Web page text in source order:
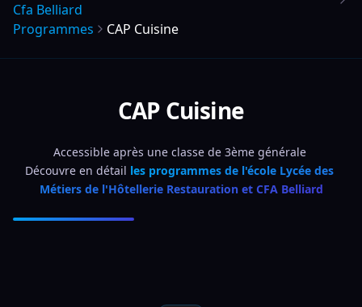
Cfa Belliard
Programmes
CAP Cuisine
CAP Cuisine
Accessible après une classe de 3ème générale
Découvre en détail les programmes de l'école Lycée des
Métiers de l'Hôtellerie Restauration et CFA Belliard